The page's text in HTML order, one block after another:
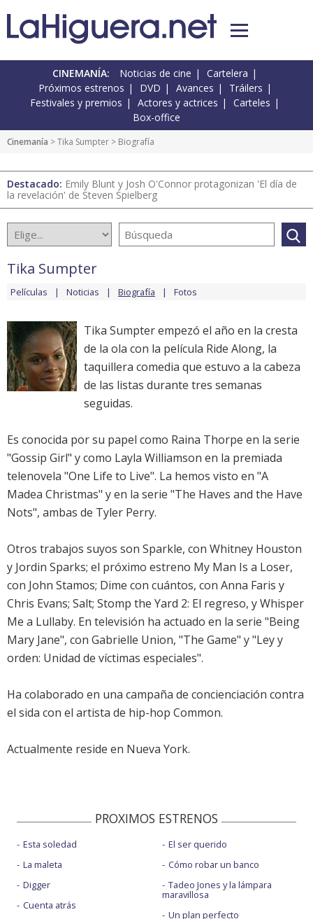
CINEMANÍA: Noticias de cine
Cartelera
Próximos estrenos
DVD Avances
Tráilers
Festivales y premios
Actores y actrices
Carteles
Box-office
Cinemanía >Tika Sumpter > Biografía
Destacado: Emily Blunt y Josh O'Connor protagonizan 'El día de
la revelación' de Steven Spielberg
Tika Sumpter
Películas Noticias Biografía Fotos
Tika Sumpter empezó el año en la cresta
de la ola con la película Ride Along, la
taquillera comedia que estuvo a la cabeza
de las listas durante tres semanas
seguidas.
Es conocida por su papel como Raina Thorpe en la serie
"Gossip Girl" y como Layla Williamson en la premiada
telenovela "One Life to Live". La hemos visto en "A
Madea Christmas" y en la serie "The Haves and the Have
Nots", ambas de Tyler Perry.
Otros trabajos suyos son Sparkle, con Whitney Houston
y Jordin Sparks; el próximo estreno My Man Is a Loser,
con John Stamos; Dime con cuántos, con Anna Faris y
Chris Evans; Salt; Stomp the Yard 2: El regreso, y Whisper
Me a Lullaby. En televisión ha actuado en la serie "Being
Mary Jane", con Gabrielle Union, "The Game" y "Ley y
orden: Unidad de víctimas especiales".
Ha colaborado en una campaña de concienciación contra
el sida con el artista de hip-hop Common.
Actualmente reside en Nueva York.
PROXIMOS ESTRENOS
Esta soledad
La maleta
Digger
Cuenta atrás
El ser querido
Cómo robar un banco
Tadeo Jones y la lámpara
maravillosa
Un plan perfecto